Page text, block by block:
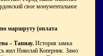
свое монументальное
маршруту (оплата
– Тапиау. История замка
жил Николай Коперник. Замок